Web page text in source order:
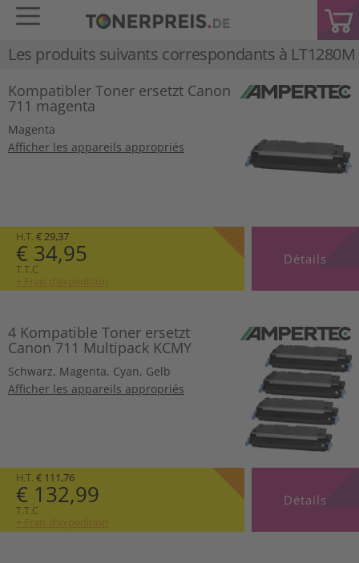
Les produits suivants correspondants à LT1280M
Kompatibler Toner ersetzt Canon
711 magenta
Magenta
Afficher les appareils appropriés
H.T. € 29,37
€ 34,95
T.T.C
+ Frais d’expédition
Détails
4 Kompatible Toner ersetzt
Canon 711 Multipack KCMY
Schwarz, Magenta, Cyan, Gelb
Afficher les appareils appropriés
H.T. € 111,76
€ 132,99
T.T.C
+ Frais d’expédition
Détails